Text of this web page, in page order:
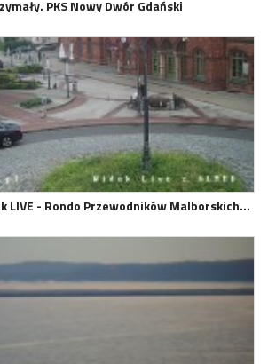
PKS Nowy Dwór Gdański
LIVE - Rondo Przewodników Malborskich…